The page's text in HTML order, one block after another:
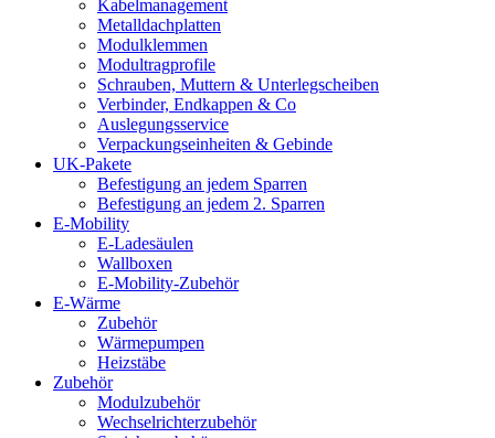
Kabelmanagement
Metalldachplatten
Modulklemmen
Modultragprofile
Schrauben, Muttern & Unterlegscheiben
Verbinder, Endkappen & Co
Auslegungsservice
Verpackungseinheiten & Gebinde
UK-Pakete
Befestigung an jedem Sparren
Befestigung an jedem 2. Sparren
E-Mobility
E-Ladesäulen
Wallboxen
E-Mobility-Zubehör
E-Wärme
Zubehör
Wärmepumpen
Heizstäbe
Zubehör
Modulzubehör
Wechselrichterzubehör